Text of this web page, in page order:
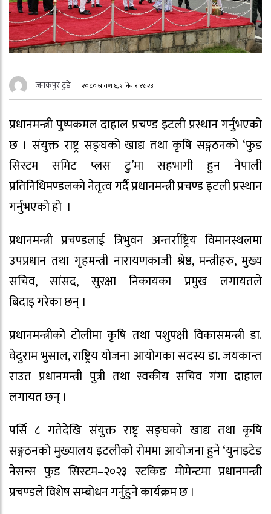
जनकपुर टुडे २०८० श्रावण ६, शनिबार १९:२३
प्रधानमन्त्री पुष्पकमल दाहाल प्रचण्ड इटली प्रस्थान गर्नुभएको
छ । संयुक्त राष्ट्र सङ्घको खाद्य तथा कृषि सङ्गठनको ‘फुड
सिस्टम समिट प्लस टु’मा सहभागी हुन नेपाली
प्रतिनिधिमण्डलको नेतृत्व गर्दै प्रधानमन्त्री प्रचण्ड इटली प्रस्थान
गर्नुभएको हो ।
प्रधानमन्त्री प्रचण्डलाई त्रिभुवन अन्तर्राष्ट्रिय विमानस्थलमा
उपप्रधान तथा गृहमन्त्री नारायणकाजी श्रेष्ठ, मन्त्रीहरु, मुख्य
सचिव, सांसद, सुरक्षा निकायका प्रमुख लगायतले
बिदाइ गरेका छन् ।
प्रधानमन्त्रीको टोलीमा कृषि तथा पशुपक्षी विकासमन्त्री डा.
वेदुराम भुसाल, राष्ट्रिय योजना आयोगका सदस्य डा. जयकान्त
राउत प्रधानमन्त्री पुत्री तथा स्वकीय सचिव गंगा दाहाल
लगायत छन् ।
पर्सि ८ गतेदेखि संयुक्त राष्ट्र सङ्घको खाद्य तथा कृषि
सङ्गठनको मुख्यालय इटलीको रोममा आयोजना हुने ‘युनाइटेड
नेसन्स फुड सिस्टम–२०२३ स्टकिङ मोमेन्टमा प्रधानमन्त्री
प्रचण्डले विशेष सम्बोधन गर्नुहुने कार्यक्रम छ ।